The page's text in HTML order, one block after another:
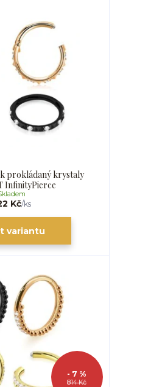
prokládaný krystaly
InfinityPierce
Kč/ks
variantu
814 Kč
- 7 %